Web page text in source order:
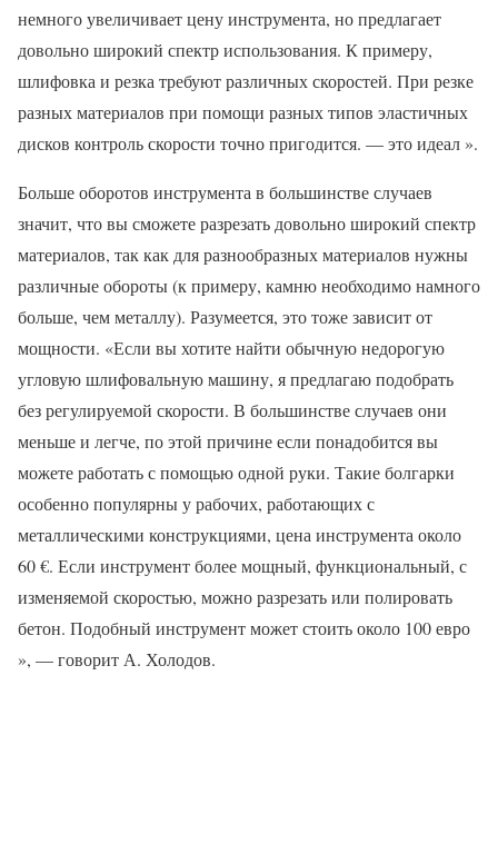
немного увеличивает цену инструмента, но предлагает
довольно широкий спектр использования. К примеру,
шлифовка и резка требуют различных скоростей. При резке
разных материалов при помощи разных типов эластичных
дисков контроль скорости точно пригодится. — это идеал ».
Больше оборотов инструмента в большинстве случаев
значит, что вы сможете разрезать довольно широкий спектр
материалов, так как для разнообразных материалов нужны
различные обороты (к примеру, камню необходимо намного
больше, чем металлу). Разумеется, это тоже зависит от
мощности. «Если вы хотите найти обычную недорогую
угловую шлифовальную машину, я предлагаю подобрать
без регулируемой скорости. В большинстве случаев они
меньше и легче, по этой причине если понадобится вы
можете работать с помощью одной руки. Такие болгарки
особенно популярны у рабочих, работающих с
металлическими конструкциями, цена инструмента около
60 €. Если инструмент более мощный, функциональный, с
изменяемой скоростью, можно разрезать или полировать
бетон. Подобный инструмент может стоить около 100 евро
», — говорит А. Холодов.